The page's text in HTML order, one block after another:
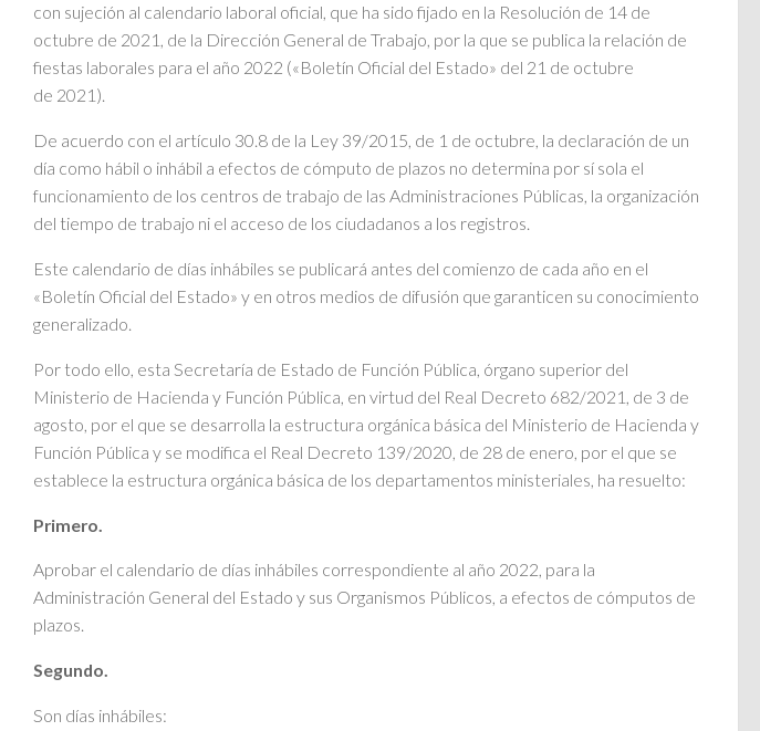
con sujeción al calendario laboral oficial, que ha sido fijado en la Resolución de 14 de
octubre de 2021, de la Dirección General de Trabajo, por la que se publica la relación de
fiestas laborales para el año 2022 («Boletín Oficial del Estado» del 21 de octubre
de 2021).
De acuerdo con el artículo 30.8 de la Ley 39/2015, de 1 de octubre, la declaración de un
día como hábil o inhábil a efectos de cómputo de plazos no determina por sí sola el
funcionamiento de los centros de trabajo de las Administraciones Públicas, la organización
del tiempo de trabajo ni el acceso de los ciudadanos a los registros.
Este calendario de días inhábiles se publicará antes del comienzo de cada año en el
«Boletín Oficial del Estado» y en otros medios de difusión que garanticen su conocimiento
generalizado.
Por todo ello, esta Secretaría de Estado de Función Pública, órgano superior del
Ministerio de Hacienda y Función Pública, en virtud del Real Decreto 682/2021, de 3 de
agosto, por el que se desarrolla la estructura orgánica básica del Ministerio de Hacienda y
Función Pública y se modifica el Real Decreto 139/2020, de 28 de enero, por el que se
establece la estructura orgánica básica de los departamentos ministeriales, ha resuelto:
Primero.
Aprobar el calendario de días inhábiles correspondiente al año 2022, para la
Administración General del Estado y sus Organismos Públicos, a efectos de cómputos de
plazos.
Segundo.
Son días inhábiles: